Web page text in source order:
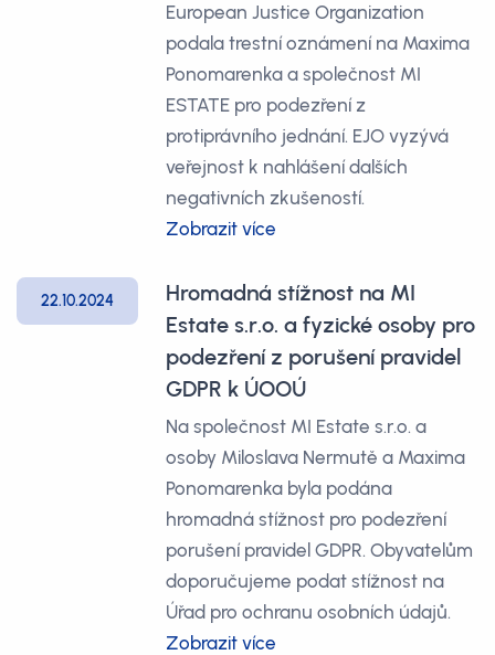
European Justice Organization
podala trestní oznámení na Maxima
Ponomarenka a společnost MI
ESTATE pro podezření z
protiprávního jednání. EJO vyzývá
veřejnost k nahlášení dalších
negativních zkušeností.
Zobrazit více
22.10.2024
Hromadná stížnost na MI
Estate s.r.o. a fyzické osoby pro
podezření z porušení pravidel
GDPR k ÚOOÚ
Na společnost MI Estate s.r.o. a
osoby Miloslava Nermutě a Maxima
Ponomarenka byla podána
hromadná stížnost pro podezření
porušení pravidel GDPR. Obyvatelům
doporučujeme podat stížnost na
Úřad pro ochranu osobních údajů.
Zobrazit více